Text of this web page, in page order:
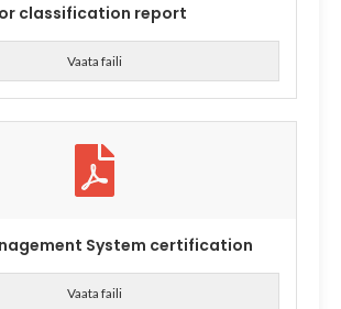
classification report
Vaata faili
System certification
Vaata faili